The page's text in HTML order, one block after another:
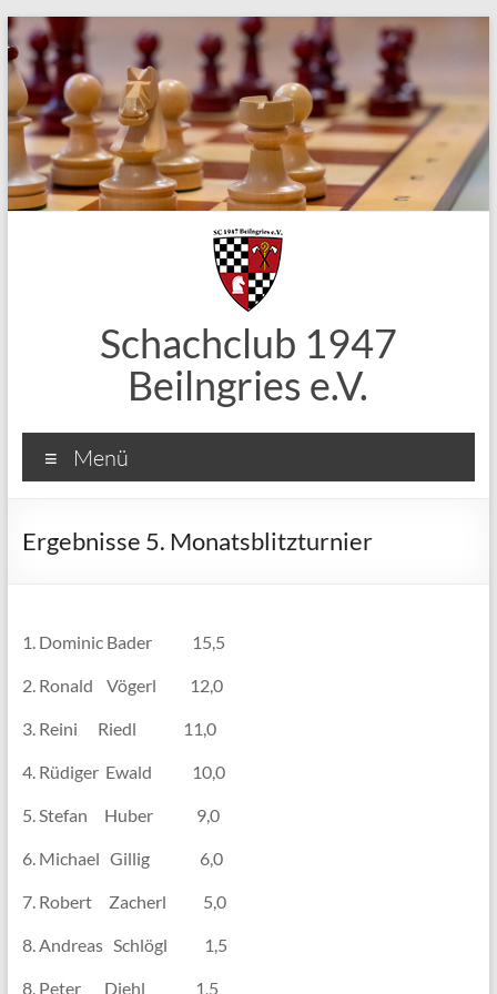
Zum
Inhalt
springen
Schachclub 1947
Beilngries e.V.
Menü
Ergebnisse 5. Monatsblitzturnier
1. Dominic Bader 15,5
2. Ronald Vögerl 12,0
3. Reini Riedl 11,0
4. Rüdiger Ewald 10,0
5. Stefan Huber 9,0
6. Michael Gillig 6,0
7. Robert Zacherl 5,0
8. Andreas Schlögl 1,5
8. Peter Diehl 1,5